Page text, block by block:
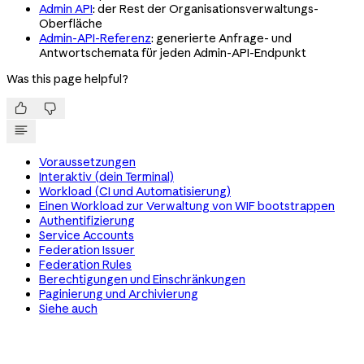
Admin API: der Rest der Organisationsverwaltungs-
Oberfläche
Admin-API-Referenz: generierte Anfrage- und
Antwortschemata für jeden Admin-API-Endpunkt
Was this page helpful?
 
Voraussetzungen
Interaktiv (dein Terminal)
Workload (CI und Automatisierung)
Einen Workload zur Verwaltung von WIF bootstrappen
Authentifizierung
Service Accounts
Federation Issuer
Federation Rules
Berechtigungen und Einschränkungen
Paginierung und Archivierung
Siehe auch